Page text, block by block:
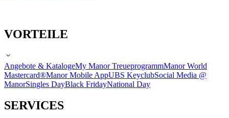
VORTEILE
Angebote & KatalogeMy Manor TreueprogrammManor World
Mastercard®Manor Mobile AppUBS KeyclubSocial Media @
ManorSingles DayBlack FridayNational Day
SERVICES